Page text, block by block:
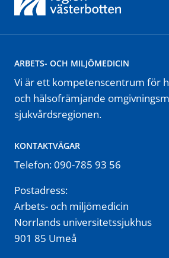
ARBETS- OCH MILJÖMEDICIN
Vi är ett kompetenscentrum för
och hälsofrämjande
sjukvårdsregionen.
KONTAKTVÄGAR
Telefon: 090-785 93 56
Postadress:
Arbets- och miljömedicin
Norrlands universitetssjukhus
901 85 Umeå